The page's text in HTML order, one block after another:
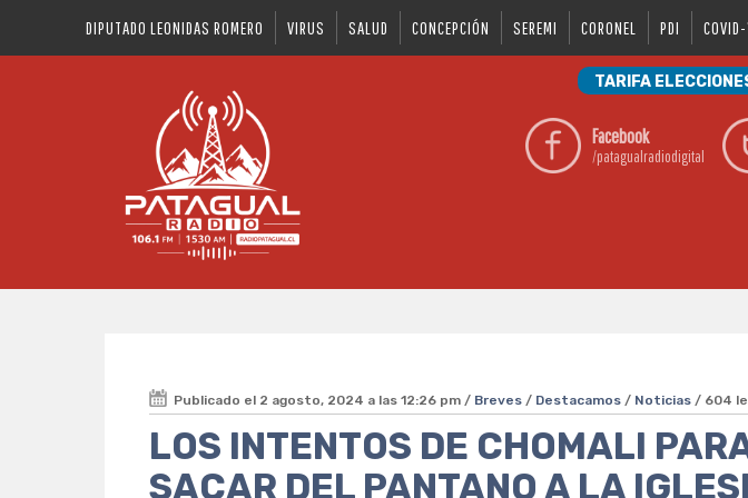
DIPUTADO LEONIDAS ROMERO VIRUS SALUD CONCEPCIÓN SEREMI CORONEL PDI
TARIFA
Facebook
/patagualradiodigital
Publicado el 2 agosto, 2024 a las 12:26 pm / Breves / Destacamos / Noticias / 604
LOS INTENTOS DE CHOMALI
SACAR DEL PANTANO A LA